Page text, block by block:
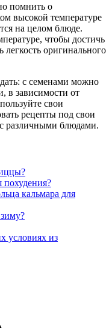
помнить о
высокой температуре
на целом блюде.
чтобы достичь
оригинального
с семенами можно
в зависимости от
свои
рецепты под свои
различными блюдами.
похудения?
кальмара для
условиях из